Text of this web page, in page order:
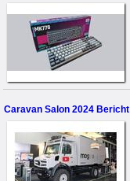
Caravan Salon 2024 Bericht